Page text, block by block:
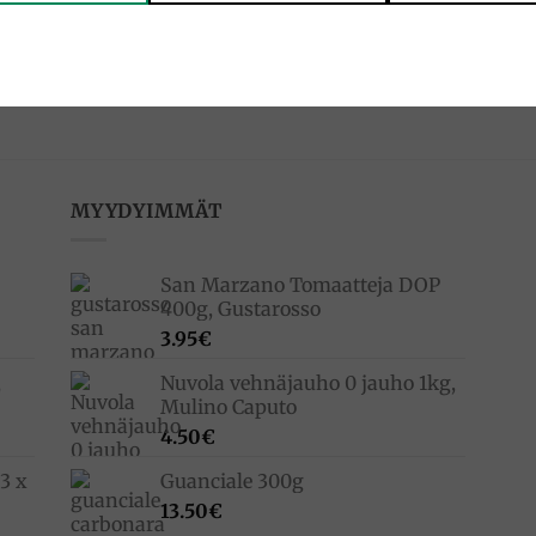
x
MYYDYIMMÄT
San Marzano Tomaatteja DOP
400g, Gustarosso
3.95€
Nuvola vehnäjauho 0 jauho 1kg,
Mulino Caputo
4.50€
Guanciale 300g
13.50€